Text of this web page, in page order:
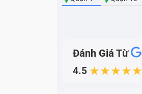
Đánh Giá Từ
4.5 ★★★★★